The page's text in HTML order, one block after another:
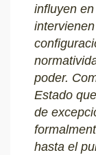
influyen
poder.
Estado
de
hasta el